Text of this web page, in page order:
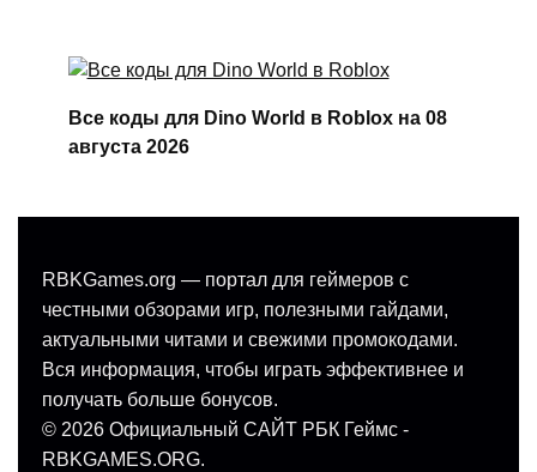
Все коды для Dino World в Roblox на 08
августа 2026
RBKGames.org — портал для геймеров с
честными обзорами игр, полезными гайдами,
актуальными читами и свежими промокодами.
Вся информация, чтобы играть эффективнее и
получать больше бонусов.
© 2026 Официальный САЙТ РБК Геймс -
RBKGAMES.ORG.